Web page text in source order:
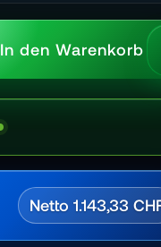
In den Warenkorb
Netto 1.143,33